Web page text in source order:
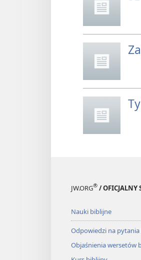
JW.ORG® / OFICJALNY
Nauki biblijne
Odpowiedzi na
Objaśnienia wersetów